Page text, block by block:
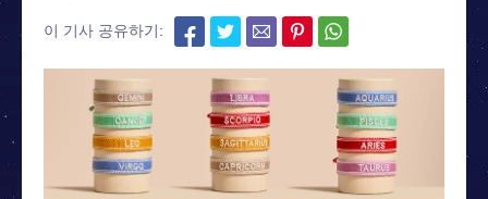
이 기사 공유하기: